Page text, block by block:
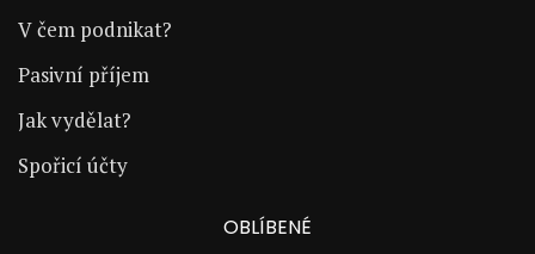
V čem podnikat?
Pasivní příjem
Jak vydělat?
Spořicí účty
OBLÍBENÉ